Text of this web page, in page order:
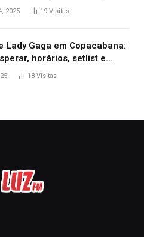
apareceu nua no Grammy
2025 19 Visitas
Lady Gaga em Copacabana:
horários, setlist e
18 Visitas